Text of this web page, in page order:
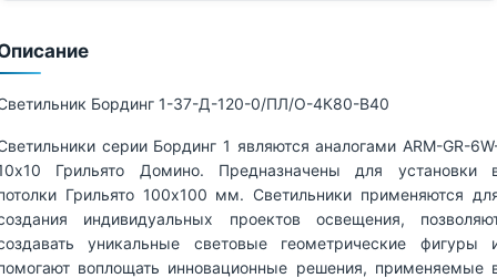
Бординг 1-37-Д-120-0/ПЛ/О-4К80-В40
серии Бординг 1 являются аналогами ARM-GR-
Грильято Домино. Предназначены для установки
Грильято 100х100 мм. Светильники применяются
индивидуальных проектов освещения,
уникальные световые геометрические фигуры
воплощать инновационные решения, применяемые